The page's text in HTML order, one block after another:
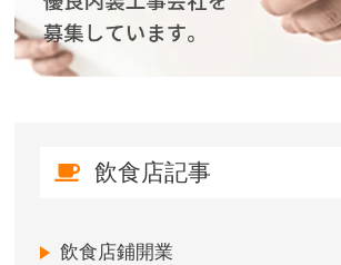
飲食店記事
飲食店鋪開業